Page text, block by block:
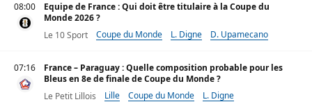
08:00
Equipe de France : Qui doit être titulaire à la Coupe du
Monde 2026 ?
Le 10 Sport
Coupe du Monde L. Digne D. Upamecano
07:16
France – Paraguay : Quelle composition probable pour les
Bleus en 8e de finale de Coupe du Monde ?
Le Petit Lillois
Lille Coupe du Monde L. Digne